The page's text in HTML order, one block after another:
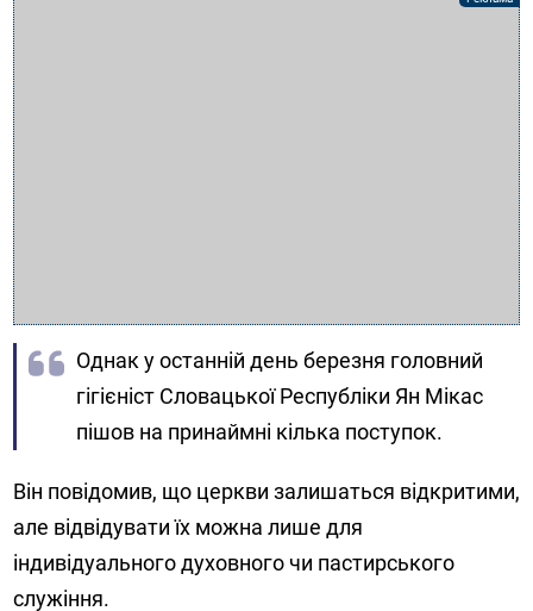
Однак у останній день березня головний
гігієніст Словацької Республіки Ян Мікас
пішов на принаймні кілька поступок.
Він повідомив, що церкви залишаться відкритими,
але відвідувати їх можна лише для
індивідуального духовного чи пастирського
служіння.